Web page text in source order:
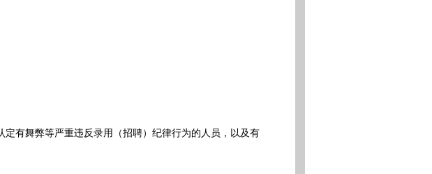
有舞弊等严重违反录用（招聘）纪律行为的人员，以及有